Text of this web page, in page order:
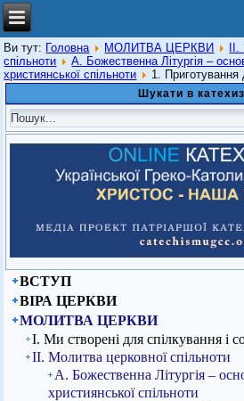
Ви тут: Головна МОЛИТВА ЦЕРКВИ
спільноти
А. Божественна Літургія –
християнської спільноти
1. Приготування
Шукати в
ВСТУП
ВІРА ЦЕРКВИ
МОЛИТВА ЦЕРКВИ
І. Ми створені для спілкування і
ІІ. Молитва церковної спільноти
А. Божественна Літургія –
християнської спільноти